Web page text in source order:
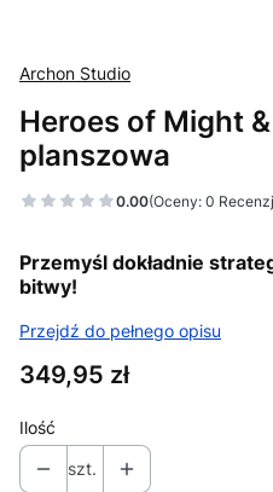
Archon Studio
Heroes of Might
planszowa
0.00(Oceny: 0
Przemyśl dokładnie
bitwy!
Przejdź do pełnego opisu
Cena
349,95 zł
Ilość
szt.